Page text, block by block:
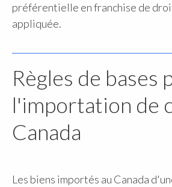
préférentielle en franchise de
appliquée.
Règles de bases
l'importation de
Canada
Les biens importés au Canada